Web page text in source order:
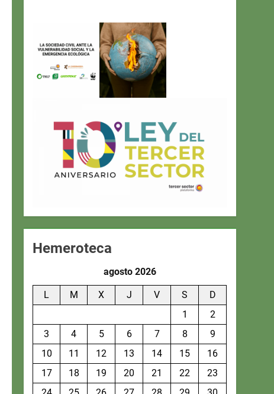
Hemeroteca
agosto 2026
L M X J V S
D
1
2
3
4 5 6 7 8
9
10
11 12 13 14 15
16
17
18 19 20 21 22
23